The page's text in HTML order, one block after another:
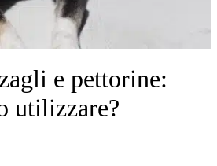
e pettorine:
utilizzare?